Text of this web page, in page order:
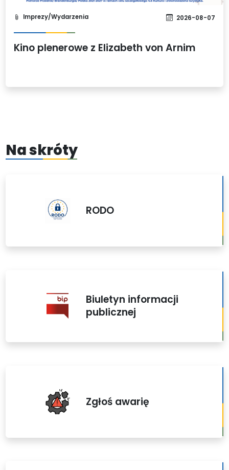
Imprezy/Wydarzenia 2026-08-07
Kino plenerowe z Elizabeth von Arnim
Na skróty
RODO
Biuletyn informacji
publicznej
Zgłoś awarię